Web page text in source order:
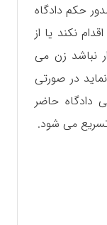
حکم دادگاه
نکند یا از
نباشد زن‌ می
در صورتی
دادگاه حاضر
می شود.